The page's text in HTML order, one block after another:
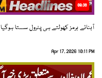
08:36
آبنائے ہرمز کھولتے ہی پٹرول سستا ہوگیا
Apr 17, 2026 10:11 PM